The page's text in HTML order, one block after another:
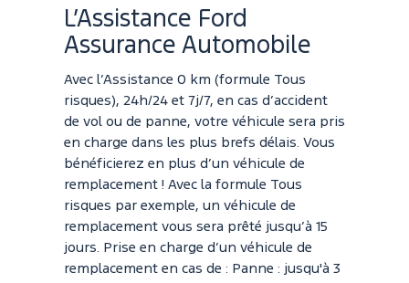
L’Assistance Ford
Assurance Automobile
Avec l’Assistance 0 km (formule Tous
risques), 24h/24 et 7j/7, en cas d’accident
de vol ou de panne, votre véhicule sera pris
en charge dans les plus brefs délais. Vous
bénéficierez en plus d’un véhicule de
remplacement ! Avec la formule Tous
risques par exemple, un véhicule de
remplacement vous sera prêté jusqu’à 15
jours. Prise en charge d’un véhicule de
remplacement en cas de : Panne : jusqu'à 3